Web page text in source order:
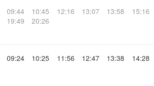
09:44 10:45 12:16 13:07 13:58 15:16
19:49 20:26
09:24 10:25 11:56 12:47 13:38 14:28